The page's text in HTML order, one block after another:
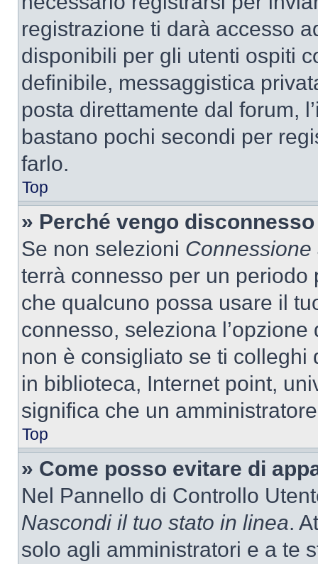
registrazione ti darà accesso
disponibili per gli utenti ospiti
definibile, messaggistica
posta direttamente dal forum,
bastano pochi secondi per
farlo.
Top
» Perché vengo
Se non selezioni
terrà connesso per un
che qualcuno possa usare il
connesso, seleziona
non è consigliato se ti
in biblioteca, Internet point,
significa che un
Top
» Come posso evitare di
Nel Pannello di Controllo
Nascondi il tuo stato in linea.
solo agli amministratori e a te